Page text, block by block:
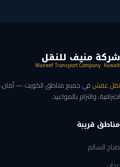
شركة منيف للنقل
Muneef Transport Company · Kuwait
نقل عفشفي جميع مناطق الكويت — أمان،
احترافية، والتزام بالمواعيد.
مناطق قريبة
صباح السالم